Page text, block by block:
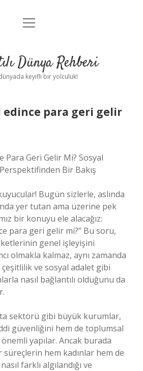
Anasayfa
Yasal Uyarı
menüyü
Dünya Rehberi
keyifli bir yolculuk!
para geri gelir
Para Geri Gelir Mi? Sosyal
Bir Bakış
Bugün sizlerle, aslında
yer tutan ama üzerine pek
bir konuyu ele alacağız:
para geri gelir mi?” Bu soru,
genel işleyişini
olmakla kalmaz, aynı zamanda
ve sosyal adalet gibi
nasıl bağlantılı olduğunu da
sektörü gibi büyük kurumlar,
güvenliğini hem de toplumsal
yapılar. Ancak burada
hem kadınlar hem de
farklı algılandığı ve